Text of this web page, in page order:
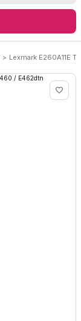
Lexmark E260A11E